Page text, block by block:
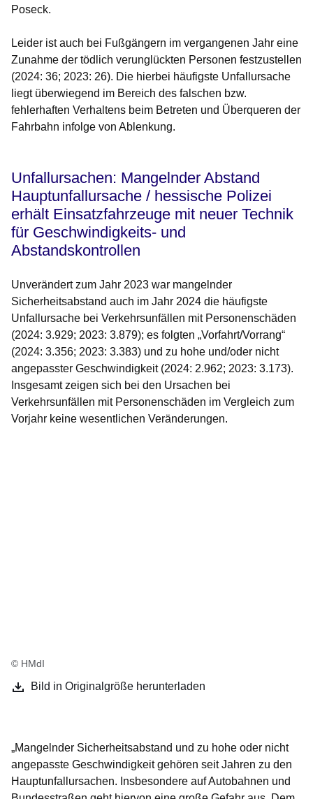
Poseck.
Leider ist auch bei Fußgängern im vergangenen Jahr eine
Zunahme der tödlich verunglückten Personen festzustellen
(2024: 36; 2023: 26). Die hierbei häufigste Unfallursache
liegt überwiegend im Bereich des falschen bzw.
fehlerhaften Verhaltens beim Betreten und Überqueren der
Fahrbahn infolge von Ablenkung.
Unfallursachen: Mangelnder Abstand
Hauptunfallursache / hessische Polizei
erhält Einsatzfahrzeuge mit neuer Technik
für Geschwindigkeits- und
Abstandskontrollen
Unverändert zum Jahr 2023 war mangelnder
Sicherheitsabstand auch im Jahr 2024 die häufigste
Unfallursache bei Verkehrsunfällen mit Personenschäden
(2024: 3.929; 2023: 3.879); es folgten „Vorfahrt/Vorrang“
(2024: 3.356; 2023: 3.383) und zu hohe und/oder nicht
angepasster Geschwindigkeit (2024: 2.962; 2023: 3.173).
Insgesamt zeigen sich bei den Ursachen bei
Verkehrsunfällen mit Personenschäden im Vergleich zum
Vorjahr keine wesentlichen Veränderungen.
© HMdI
Bild in Originalgröße herunterladen
„Mangelnder Sicherheitsabstand und zu hohe oder nicht
angepasste Geschwindigkeit gehören seit Jahren zu den
Hauptunfallursachen. Insbesondere auf Autobahnen und